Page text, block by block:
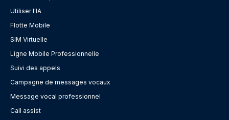
Utiliser l'IA
Flotte Mobile
SIM Virtuelle
Ligne Mobile Professionnelle
Suivi des appels
Campagne de messages vocaux
Message vocal professionnel
Call assist